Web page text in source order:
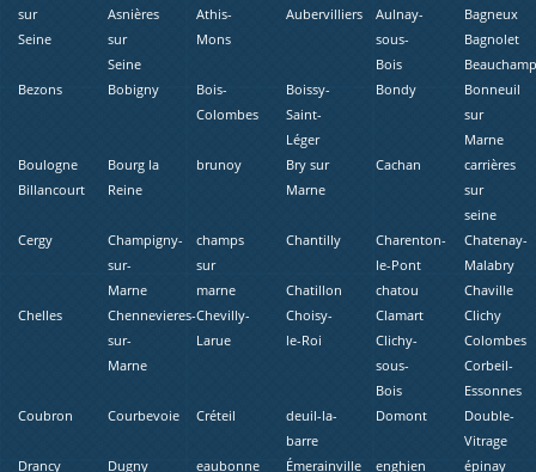
sur
Seine
Asnières
sur
Seine
Athis-
Mons
Aubervilliers
Aulnay-
sous-
Bois
Bagneux
Bagnolet
Bezons
Bobigny
Bois-
Colombes
Boissy-
Saint-
Léger
Bondy
Bonneuil
sur
Marne
Boulogne
Billancourt
Bourg la
Reine
brunoy
Bry sur
Marne
Cachan
carrières
sur
seine
Cergy
Champigny-
sur-
Marne
champs
sur
marne
Chantilly
Charenton-
le-Pont
Chatenay-
Malabry
Chatillon
chatou
Chaville
Chelles
Chennevieres-
sur-
Marne
Chevilly-
Larue
Choisy-
le-Roi
Clamart
Clichy
Clichy-
sous-
Bois
Colombes
Corbeil-
Essonnes
Coubron
Courbevoie Créteil
deuil-la-
barre
Domont
Double-
Vitrage
Drancy
Dugny eaubonne Émerainville
enghien
épinay